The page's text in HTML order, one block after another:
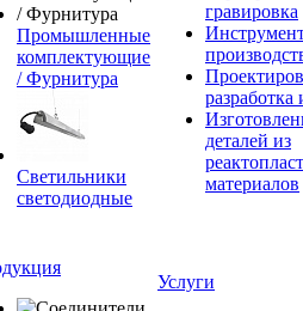
Промышленные
комплектующие
/ Фурнитура
Светильники
светодиодные
гравировка
разработка
деталей из
материалов
Услуги